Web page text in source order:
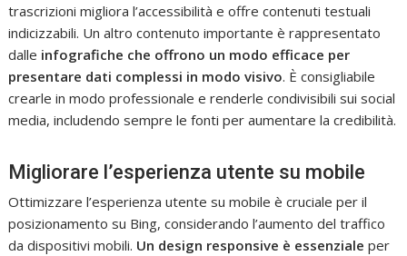
trascrizioni migliora l’accessibilità e offre contenuti testuali
indicizzabili. Un altro contenuto importante è rappresentato
dalle infografiche che offrono un modo efficace per
presentare dati complessi in modo visivo. È consigliabile
crearle in modo professionale e renderle condivisibili sui social
media, includendo sempre le fonti per aumentare la credibilità.
Migliorare l’esperienza utente su mobile
Ottimizzare l’esperienza utente su mobile è cruciale per il
posizionamento su Bing, considerando l’aumento del traffico
da dispositivi mobili. Un design responsive è essenziale per